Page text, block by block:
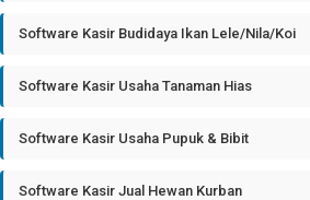
Software Kasir Budidaya Ikan Lele/Nila/Koi
Software Kasir Usaha Tanaman Hias
Software Kasir Usaha Pupuk & Bibit
Software Kasir Jual Hewan Kurban